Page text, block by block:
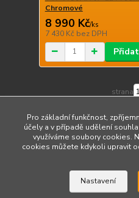
Chromové
8 990 Kč/ks
7 430 Kč bez DPH
strana
Upravit
Pro základní funkčnost,
účely a v případě udělení
využíváme soubory cookies.
cookies můžete kdykoli upravit
Nastavení